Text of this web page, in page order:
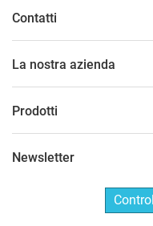
Contatti
La nostra azienda
Prodotti
Newsletter